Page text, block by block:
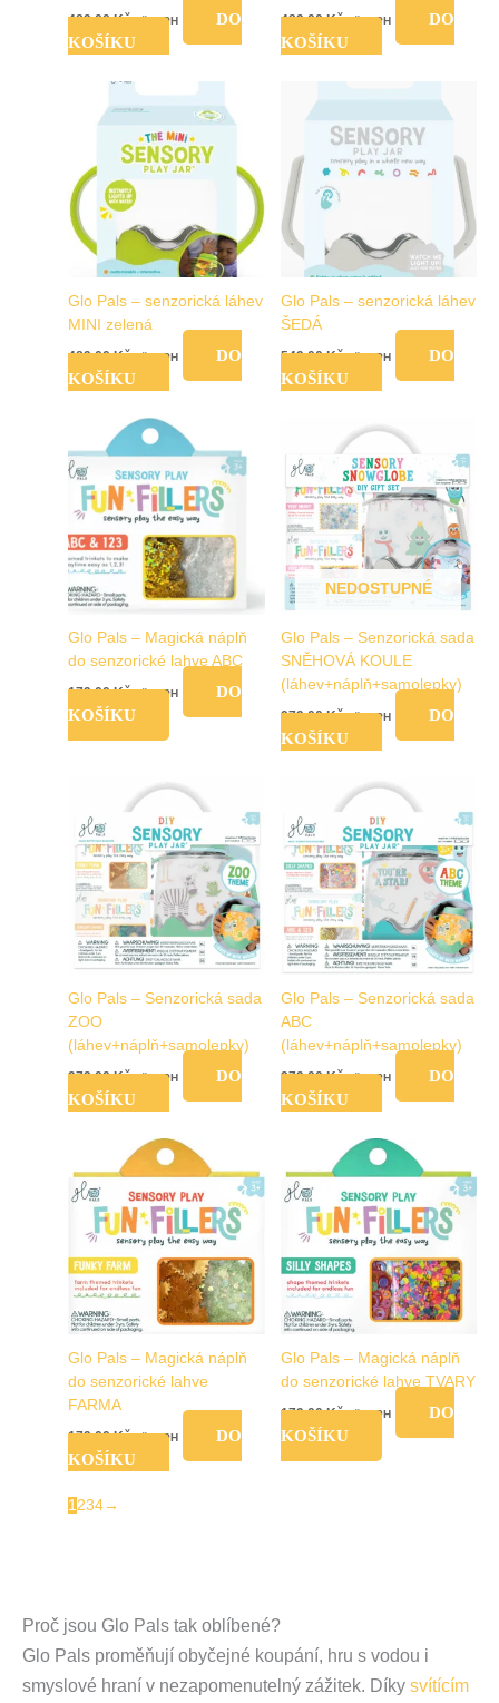
489,00Kč vč. DPH
DO
KOŠÍKU
489,00Kč vč. DPH
DO
KOŠÍKU
Glo Pals – senzorická láhev
MINI zelená
489,00Kč vč. DPH
DO
KOŠÍKU
Glo Pals – senzorická láhev
ŠEDÁ
549,00Kč vč. DPH
DO
KOŠÍKU
Glo Pals – Magická náplň
do senzorické lahve ABC
179,00Kč vč. DPH
DO
KOŠÍKU
NEDOSTUPNÉ
Glo Pals – Senzorická sada
SNĚHOVÁ KOULE
(láhev+náplň+samolepky)
979,00Kč vč. DPH
DO
KOŠÍKU
Glo Pals – Senzorická sada
ZOO
(láhev+náplň+samolepky)
979,00Kč vč. DPH
DO
KOŠÍKU
Glo Pals – Senzorická sada
ABC
(láhev+náplň+samolepky)
979,00Kč vč. DPH
DO
KOŠÍKU
Glo Pals – Magická náplň
do senzorické lahve
FARMA
179,00Kč vč. DPH
DO
KOŠÍKU
Glo Pals – Magická náplň
do senzorické lahve TVARY
179,00Kč vč. DPH
DO
KOŠÍKU
1234→
Proč jsou Glo Pals tak oblíbené?
Glo Pals proměňují obyčejné koupání, hru s vodou i
smyslové hraní v nezapomenutelný zážitek. Díky svítícím